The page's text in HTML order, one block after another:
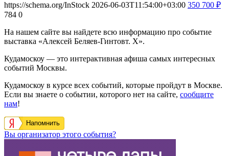
https://schema.org/InStock 2026-06-03T11:54:00+03:00 350 700 ₽
784 0
На нашем сайте вы найдете всю информацию про событие
выставка «Алексей Беляев-Гинтовт. Х».
Кудамоскоу — это интерактивная афиша самых интересных
событий Москвы.
Кудамоскоу в курсе всех событий, которые пройдут в Москве.
Если вы знаете о событии, которого нет на сайте, сообщите
нам!
Напомнить
Вы организатор этого события?